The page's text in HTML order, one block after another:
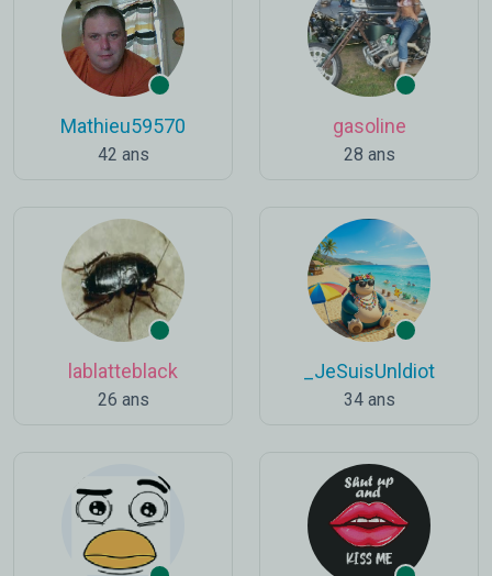
Mathieu59570
42 ans
gasoline
28 ans
lablatteblack
26 ans
_JeSuisUnldiot
34 ans